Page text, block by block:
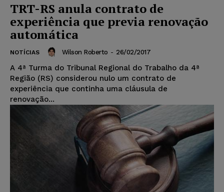
TRT-RS anula contrato de
experiência que previa renovação
automática
NOTÍCIAS Wilson Roberto - 26/02/2017
A 4ª Turma do Tribunal Regional do Trabalho da 4ª
Região (RS) considerou nulo um contrato de
experiência que continha uma cláusula de
renovação...